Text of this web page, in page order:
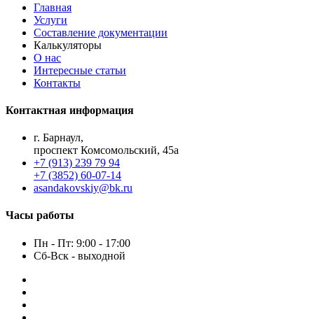
Главная
Услуги
Составление документации
Калькуляторы
О нас
Интересные статьи
Контакты
Контактная информация
г. Барнаул,
проспект Комсомольский, 45а
+7 (913) 239 79 94
+7 (3852) 60-07-14
asandakovskiy@bk.ru
Часы работы
Пн - Пт: 9:00 - 17:00
Сб-Вск - выходной